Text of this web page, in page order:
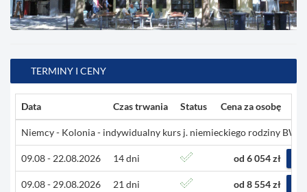
TERMINY I CENY
Data Czas trwania Status Cena za osobę
Niemcy - Kolonia - indywidualny kurs j. niemieckiego rodziny BWS
09.08 - 22.08.2026 14 dni od 6 054 zł
09.08 - 29.08.2026 21 dni od 8 554 zł